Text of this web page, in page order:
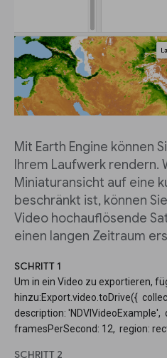
Mit Earth Engine können
Ihrem Laufwerk rendern.
Miniaturansicht auf eine
beschränkt ist, können
Video hochauflösende
einen langen Zeitraum
SCHRITT 1
Um in ein Video zu exportieren,
hinzu:Export.video.toDrive({
description: 'NDVIVideoExample',
framesPerSecond: 12, region:
SCHRITT 2